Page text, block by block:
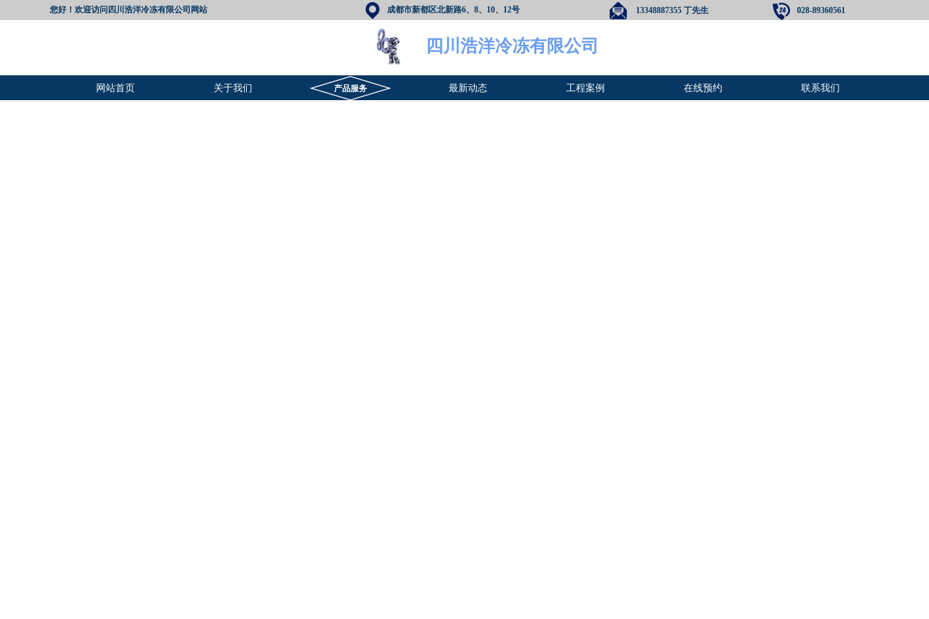
成都市新都区北新路6、8、10、12号
您好！欢迎访问四川浩洋冷冻有限公司网站 028-89360561
13348887355 丁先生
四川浩洋冷冻有限公司
网站首页 关于我们 产品服务 最新动态 工程案例 在线预约 联系我们